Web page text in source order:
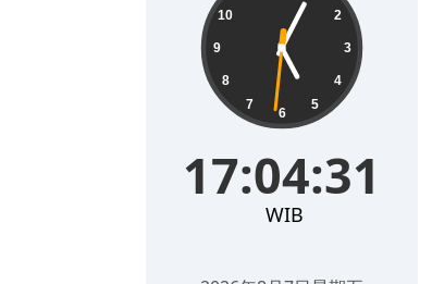
2
3
4
5
6
7
8
9
10
17:04:31
WIB